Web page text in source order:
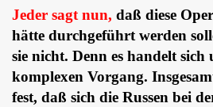
Jeder sagt nun, daß diese
hätte durchgeführt werden
sie nicht. Denn es handelt sich
komplexen Vorgang.
fest, daß sich die Russen bei